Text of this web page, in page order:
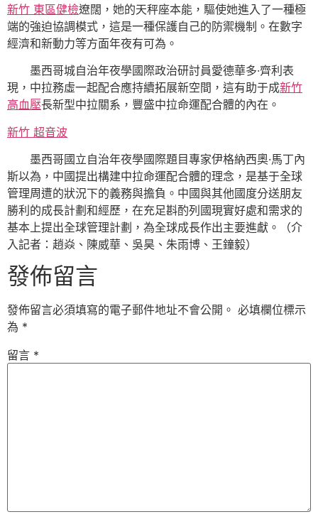
新竹 東區健檢遼闊，她的天秤座本能，驅使她進入了一種極
端的強迫協調模式，這是一種保護自己的防禦機制。在數字
經濟和新動力等方面年夜有可為。
墨西哥城自治年夜學國際政治研討員愛德華多·齊利表
現，中拉務虛一起配合應持續拓展新空間，這有助于成新竹
高血壓長新型中拉關系，豐盛中拉命運配合體的內在。
新竹 超音波
墨西哥國立自治年夜學國際題目專家伊格納西奧·馬丁內
斯以為，中國提出構建中拉命運配合體的理念，是基于全球
管理周遭的狀況下的義務與擔負。中國與其他國度分送朋友
勝利的成長計劃和經歷，在充足斟酌列國現實好處和需求的
基本上提出全球管理計劃，為全球成長作出主要進獻。（介
入記者：趙焱、陳威華、吳昊、朱雨博、王鐘毅）
發佈留言
發佈留言必須填寫的電子郵件地址不會公開。 必填欄位標示
為 *
留言 *